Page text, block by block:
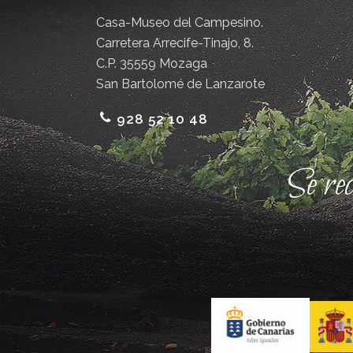
Casa-Museo del Campesino.
Carretera Arrecife-Tinajo, 8.
C.P. 35559 Mozaga
San Bartolomé de Lanzarote
928 52 10 48
Se